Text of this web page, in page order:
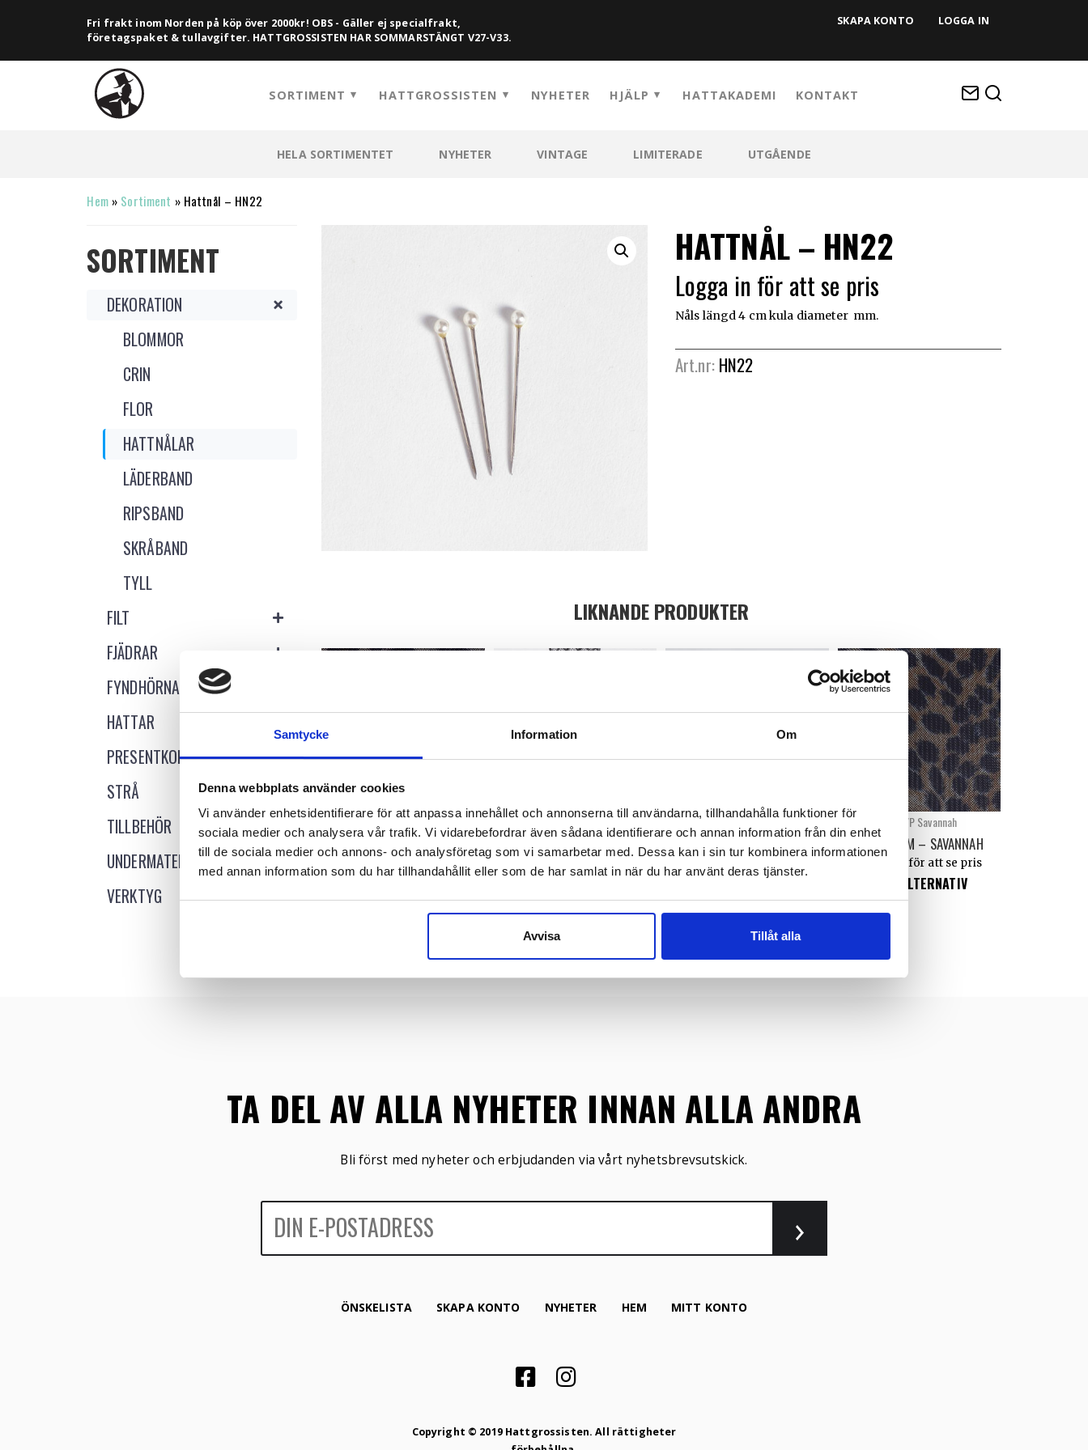
Samtycke Information Om
Denna webbplats använder cookies
Vi använder enhetsidentifierare för att anpassa innehållet och annonserna till användarna, tillhandahålla funktioner för
sociala medier och analysera vår trafik. Vi vidarebefordrar även sådana identifierare och annan information från din enhet
till de sociala medier och annons- och analysföretag som vi samarbetar med. Dessa kan i sin tur kombinera informationen
med annan information som du har tillhandahållit eller som de har samlat in när du har använt deras tjänster.
Avvisa Tillåt alla
Fri frakt inom Norden på köp över 2000kr! OBS - Gäller ej specialfrakt,
företagspaket & tullavgifter. HATTGROSSISTEN HAR SOMMARSTÄNGT V27-V33.
SKAPA KONTO LOGGA IN
SORTIMENT HATTGROSSISTEN NYHETER HJÄLP HATTAKADEMI KONTAKT
HELA SORTIMENTET NYHETER VINTAGE LIMITERADE UTGÅENDE
Hem» Sortiment » Hattnål – HN22
HATTNÅL – HN22
Logga in för att se pris
Nåls längd 4 cm kula diameter mm.
Art.nr:HN22
LIKNANDE PRODUKTER
C300/P Jaguar
CRIN 15 CM – JAGUAR
Logga in för att se pris
C300/DM
CRIN – DIAMANT MINI
1091/201
RIPSBAND
READ MORE
C300/P Savannah
CRIN 15 CM – SAVANNAH
Logga in för att se pris
VÄLJ ALTERNATIV
SORTIMENT
DEKORATION
BLOMMOR
CRIN
FLOR
HATTNÅLAR
LÄDERBAND
RIPSBAND
SKRÅBAND
TYLL
FILT
FJÄDRAR
FYNDHÖRNA
HATTAR
PRESENTKORT
STRÅ
TILLBEHÖR
UNDERMATERIAL
VERKTYG
TA DEL AV ALLA NYHETER INNAN ALLA ANDRA
Bli först med nyheter och erbjudanden via vårt nyhetsbrevsutskick.
ÖNSKELISTA SKAPA KONTO NYHETER HEM MITT KONTO
Copyright © 2019 Hattgrossisten. All rättigheter